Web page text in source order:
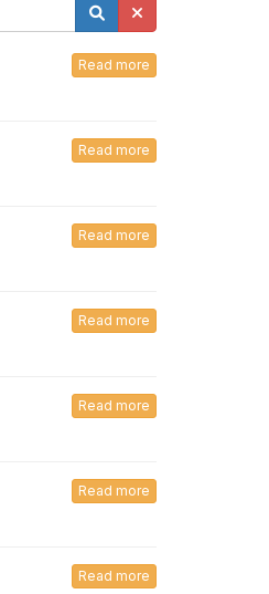
Read more
Read more
Read more
Read more
Read more
Read more
Read more